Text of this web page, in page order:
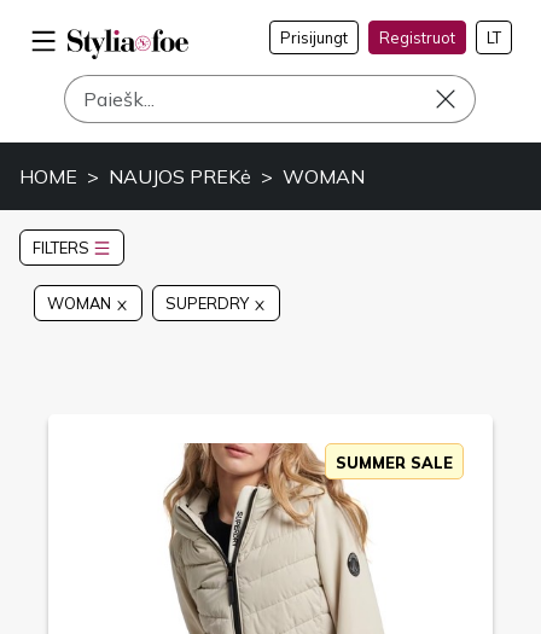
Prisijungt Registruot LT
HOME NAUJOS PREKė WOMAN
FILTERS
WOMAN SUPERDRY
SUMMER SALE